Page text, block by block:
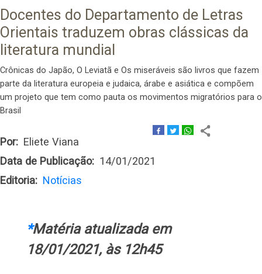
Docentes do Departamento de Letras
Orientais traduzem obras clássicas da
literatura mundial
Crônicas do Japão, O Leviatã e Os miseráveis são livros que fazem
parte da literatura europeia e judaica, árabe e asiática e compõem
um projeto que tem como pauta os movimentos migratórios para o
Brasil
Por
Eliete Viana
Data de Publicação
14/01/2021
Editoria
Notícias
*Matéria atualizada em
18/01/2021, às 12h45